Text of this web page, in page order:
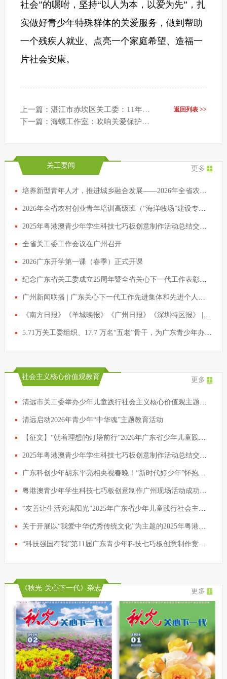
社会”的嘱咐，坚持“以人为本，以爱为先”，扎
实做好青少年特殊群体的关爱服务，做到帮助
一个残疾人就业、点亮一个家庭希望、造福一
片社会安康。
返回列表 >>
上一篇：湛江市赤坎区关工委：11年，他们为孩子建了一个“家”
下一篇：海螺工作室：吹响关爱保护未成年人的号角
关工要闻 更多
培养新型青年人才，推进城乡融合发展——2026年全省农村创业青年培训高级班在清远开班
2026年全省农村创业青年培训高级班（“海洋牧场”建设专题）开班
2025年粤港澳青少年学生科技七巧板创意制作活动总结交流会议在穗举行
全省关工委工作会议在广州召开
2026广东开学第一课（春季）正式开课
纪念广东省关工委成立25周年暨全省关心下一代工作表彰会议召开 黄坤明会见受表彰代表
广州新闻联播 | 广东关心下一代工作先进集体和先进个人获表彰
《南方日报》《羊城晚报》《广州日报》《深圳特区报》 | 纪念广东省关工委成立25周年暨全省关心下一代工作表彰会议召开 黄坤明会见受表彰代表
5.71万关工委组织、17.7 万名“五老”骨干，为广东青少年办实事！
社会主义核心价值观教育 更多
清远市关工委举办少年儿童践行社会主义核心价值观主题征文写作辅导活动
清远启动2026年青少年“中华魂”主题教育活动
【征文】“朝着理想的灯塔前行”2026年广东省少年儿童践行社会主义核心价值观主题征文活动启动啦！
2025年粤港澳青少年学生科技七巧板创意制作活动总结交流会议在穗举行
广东科创少年胡东平亮相央视春晚！“新时代好少年”怀抱科技梦想策马扬鞭
粤港澳青少年学生科技七巧板创意制作广州现场活动成功举行
“友善让生活充满阳光”2025年广东省少年儿童践行社会主义核心价值观主题征文活动评选结果公示
关于开展以“我爱中华优秀传统文化”为主题的2025年粤港澳青少年学生科技七巧板创意制作活动的通知
“科技强国有我”第11届广东青少年科技七巧板创意制作竞赛颁奖典礼仪式圆满举行
《秋光·关心下一代》杂志 更多